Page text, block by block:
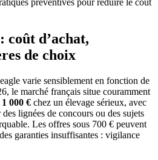
coût d’achat,
de choix
varie sensiblement en fonction de
le marché français situe couramment
1 000 € chez un élevage sérieux, avec
lignées de concours ou des sujets
Les offres sous 700 € peuvent
garanties insuffisantes : vigilance